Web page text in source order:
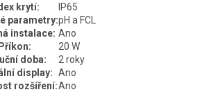
krytí:
IP65
parametry:pH a FCL
instalace: Ano
Příkon:
20 W
doba:
2 roky
display: Ano
rozšíření:Ano